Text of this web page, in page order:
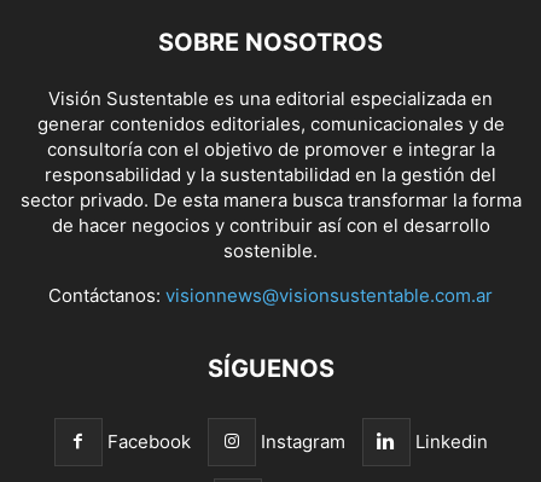
SOBRE NOSOTROS
Visión Sustentable es una editorial especializada en
generar contenidos editoriales, comunicacionales y de
consultoría con el objetivo de promover e integrar la
responsabilidad y la sustentabilidad en la gestión del
sector privado. De esta manera busca transformar la forma
de hacer negocios y contribuir así con el desarrollo
sostenible.
Contáctanos: visionnews@visionsustentable.com.ar
SÍGUENOS
Facebook Instagram Linkedin